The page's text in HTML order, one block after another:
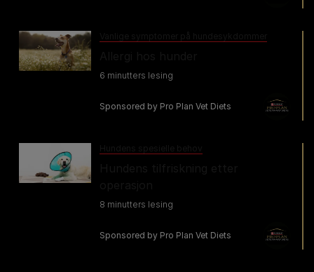
6 minutters lesing
Sponsored by Pro Plan Vet Diets
8 minutters lesing
Sponsored by Pro Plan Vet Diets